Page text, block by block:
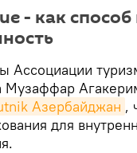
- как
Ассоциации
Музаффар
Азербайджан ,
для